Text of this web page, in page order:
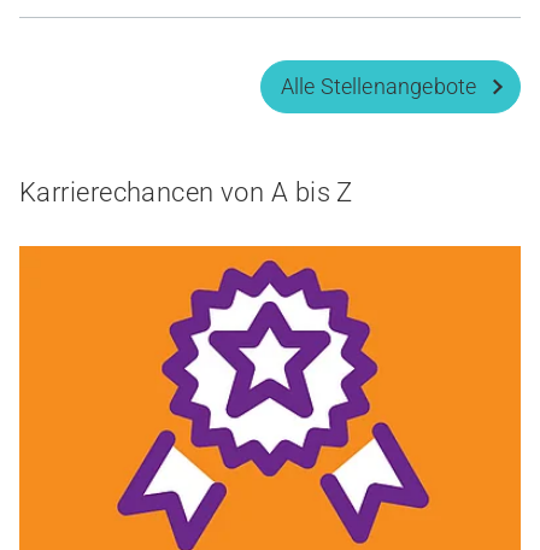
Alle Stellenangebote
Karrierechancen von A bis Z